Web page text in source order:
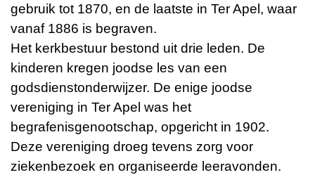
gebruik tot 1870, en de laatste in Ter Apel, waar
vanaf 1886 is begraven.
Het kerkbestuur bestond uit drie leden. De
kinderen kregen joodse les van een
godsdienstonderwijzer. De enige joodse
vereniging in Ter Apel was het
begrafenisgenootschap, opgericht in 1902.
Deze vereniging droeg tevens zorg voor
ziekenbezoek en organiseerde leeravonden.